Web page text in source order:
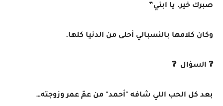
صبرك خير. يا ابني”
وكان كلامها بالنسبالي أحلى من الدنيا كلها.
❓ السؤال ❓
بعد كل الحب اللي شافه "أحمد" من عمّ عمر وزوجته…